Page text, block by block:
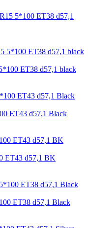
5*100 ET38 d57,1
ET38 d57,1 black
ET43 d57,1 Black
ET43 d57,1 BK
ET38 d57,1 Black